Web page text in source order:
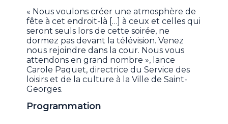
« Nous voulons créer une atmosphère de
fête à cet endroit-là […] à ceux et celles qui
seront seuls lors de cette soirée, ne
dormez pas devant la télévision. Venez
nous rejoindre dans la cour. Nous vous
attendons en grand nombre », lance
Carole Paquet, directrice du Service des
loisirs et de la culture à la Ville de Saint-
Georges.
Programmation